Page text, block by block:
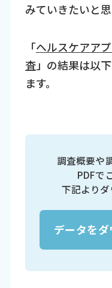
みていきたいと思
「ヘルスケアア
査」の結果は以
ます。
調査概要や
PDFで
下記よりダ
データを